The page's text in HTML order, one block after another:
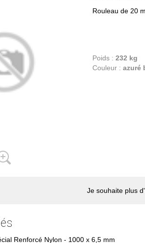
Rouleau de 20 m
Poids : 232 kg
Couleur : azuré
Je souhaite plus
Renforcé Nylon - 1000 x 6,5 mm